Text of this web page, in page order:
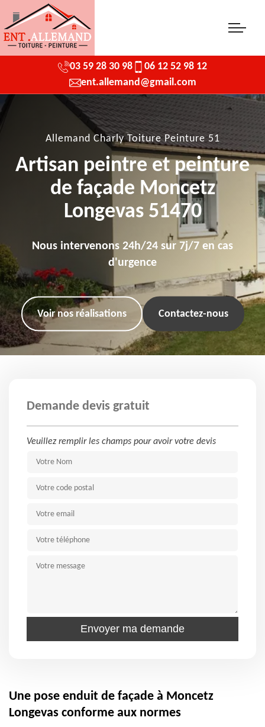
03 59 28 30 98
06 12 52 98 12
ent.allemand@gmail.com
Allemand Charly Toiture Peinture 51
Artisan peintre et peinture
de façade Moncetz
Longevas 51470
Nous intervenons 24h/24 sur 7j/7 en cas
d'urgence
Voir nos réalisations Contactez-nous
Demande devis gratuit
Veuillez remplir les champs pour avoir votre devis
Une pose enduit de façade à Moncetz
Longevas conforme aux normes